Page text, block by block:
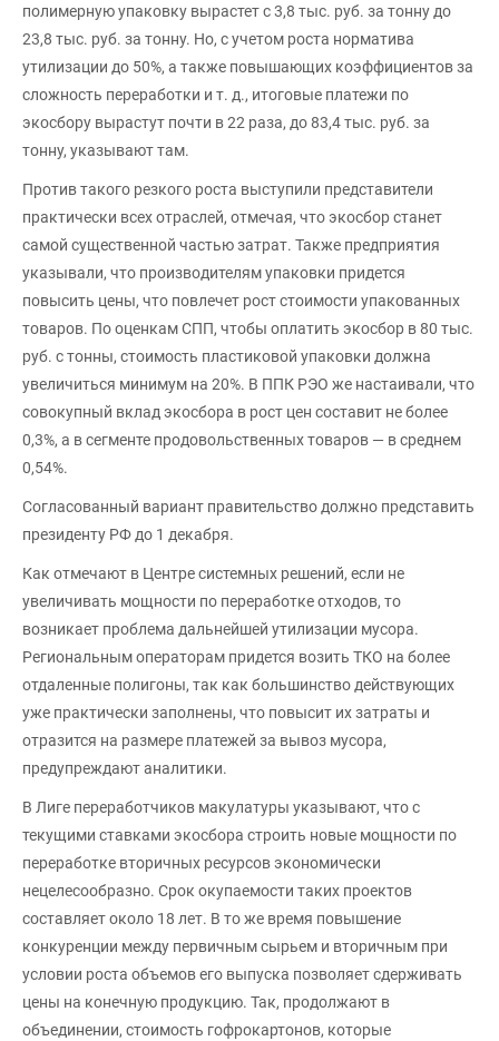
полимерную упаковку вырастет с 3,8 тыс. руб. за тонну до
23,8 тыс. руб. за тонну. Но, с учетом роста норматива
утилизации до 50%, а также повышающих коэффициентов за
сложность переработки и т. д., итоговые платежи по
экосбору вырастут почти в 22 раза, до 83,4 тыс. руб. за
тонну, указывают там.
Против такого резкого роста выступили представители
практически всех отраслей, отмечая, что экосбор станет
самой существенной частью затрат. Также предприятия
указывали, что производителям упаковки придется
повысить цены, что повлечет рост стоимости упакованных
товаров. По оценкам СПП, чтобы оплатить экосбор в 80 тыс.
руб. с тонны, стоимость пластиковой упаковки должна
увеличиться минимум на 20%. В ППК РЭО же настаивали, что
совокупный вклад экосбора в рост цен составит не более
0,3%, а в сегменте продовольственных товаров — в среднем
0,54%.
Согласованный вариант правительство должно представить
президенту РФ до 1 декабря.
Как отмечают в Центре системных решений, если не
увеличивать мощности по переработке отходов, то
возникает проблема дальнейшей утилизации мусора.
Региональным операторам придется возить ТКО на более
отдаленные полигоны, так как большинство действующих
уже практически заполнены, что повысит их затраты и
отразится на размере платежей за вывоз мусора,
предупреждают аналитики.
В Лиге переработчиков макулатуры указывают, что с
текущими ставками экосбора строить новые мощности по
переработке вторичных ресурсов экономически
нецелесообразно. Срок окупаемости таких проектов
составляет около 18 лет. В то же время повышение
конкуренции между первичным сырьем и вторичным при
условии роста объемов его выпуска позволяет сдерживать
цены на конечную продукцию. Так, продолжают в
объединении, стоимость гофрокартонов, которые